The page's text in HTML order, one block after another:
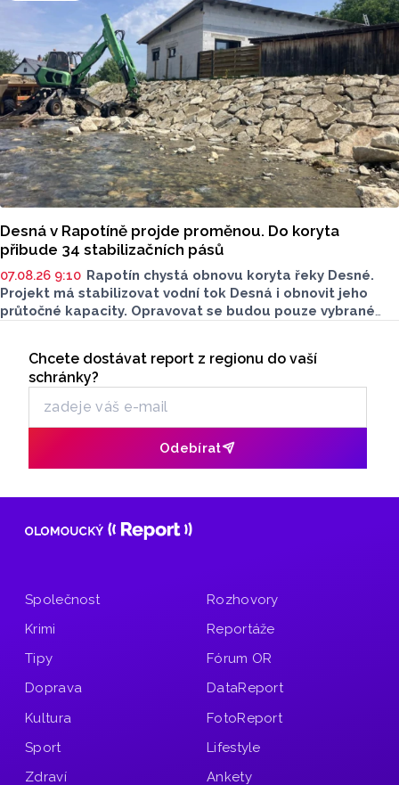
Desná v Rapotíně projde proměnou. Do koryta
přibude 34 stabilizačních pásů
07.08.26 9:10 Rapotín chystá obnovu koryta řeky Desné.
Projekt má stabilizovat vodní tok Desná i obnovit jeho
průtočné kapacity. Opravovat se budou pouze vybrané
Odběr newsletteru
Chcete dostávat report z regionu do vaší
schránky?
Odebírat
Společnost
Krimi
Tipy
Doprava
Kultura
Sport
Zdraví
Rozhovory
Reportáže
Fórum OR
DataReport
FotoReport
Lifestyle
Ankety